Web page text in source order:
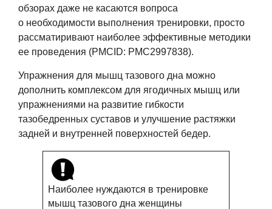
обзорах даже не касаются вопроса
о необходимости выполнения тренировки, просто
рассматиривают наиболее эффективные методики
ее проведения (PMCID: PMC2997838).
Упражнения для мышц тазового дна можно
дополнить комплексом для ягодичных мышц или
упражнениями на развитие гибкости
тазобедренных суставов и улучшение растяжки
задней и внутренней поверхностей бедер.
Наиболее нуждаются в тренировке
мышц тазового дна женщины